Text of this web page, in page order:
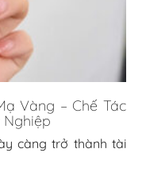
Vàng – Chế Tác
càng trở thành tài